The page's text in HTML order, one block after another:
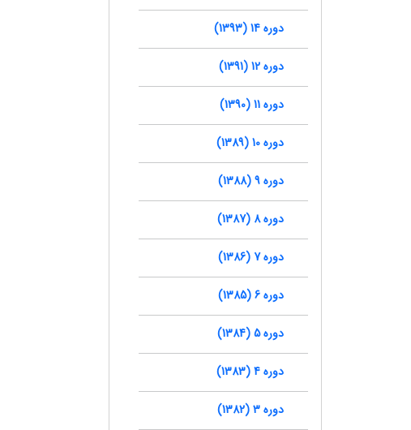
دوره 14 (1393)
دوره 12 (1391)
دوره 11 (1390)
دوره 10 (1389)
دوره 9 (1388)
دوره 8 (1387)
دوره 7 (1386)
دوره 6 (1385)
دوره 5 (1384)
دوره 4 (1383)
دوره 3 (1382)